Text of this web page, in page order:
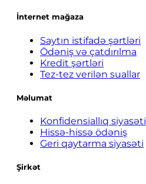
İnternet mağaza
Saytın istifadə şərtləri
Ödəniş və çatdırılma
Kredit şərtləri
Tez-tez verilən suallar
Məlumat
Konfidensiallıq siyasəti
Hissə-hissə ödəniş
Geri qaytarma siyasəti
Şirkət